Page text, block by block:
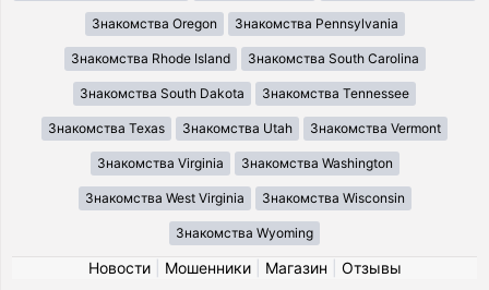
Знакомства Oregon Знакомства Pennsylvania
Знакомства Rhode Island Знакомства South Carolina
Знакомства South Dakota Знакомства Tennessee
Знакомства Texas Знакомства Utah Знакомства Vermont
Знакомства Virginia Знакомства Washington
Знакомства West Virginia Знакомства Wisconsin
Знакомства Wyoming
Новости| Мошенники| Магазин
Отзывы